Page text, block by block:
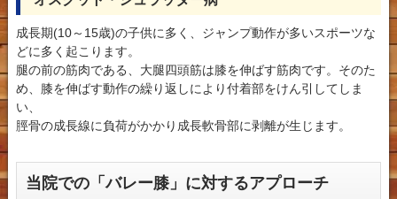
成長期(10～15歳)の子供に多く、ジャンプ動作が多いスポーツな
どに多く起こります。
腿の前の筋肉である、大腿四頭筋は膝を伸ばす筋肉です。そのた
め、膝を伸ばす動作の繰り返しにより付着部をけん引してしま
い、
脛骨の成長線に負荷がかかり成長軟骨部に剥離が生じます。
当院での「バレー膝」に対するアプローチ